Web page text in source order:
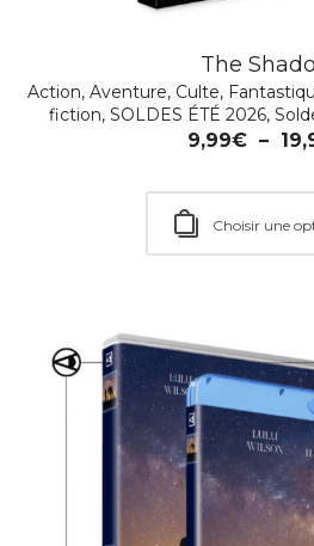
The
Action, Aventure, Culte,
fiction, SOLDES ÉTÉ 2026,
9,99€ –
Choisir une